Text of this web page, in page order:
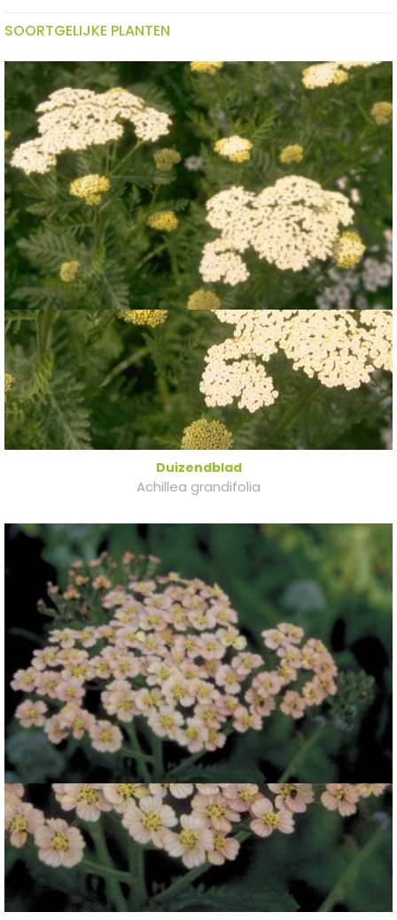
SOORTGELIJKE PLANTEN
Duizendblad
Achillea grandifolia